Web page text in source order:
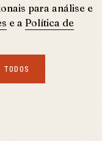
para análise e
e a Política de